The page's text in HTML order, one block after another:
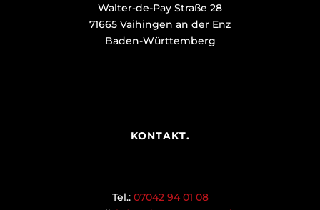
Walter-de-Pay Straße 28
71665 Vaihingen an der Enz
Baden-Württemberg
KONTAKT.
Tel.: 07042 94 01 08